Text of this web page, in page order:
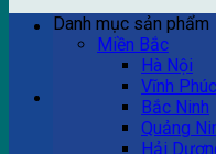
Ví dụ: Billboard
trên xe bus...
Danh mục sản phẩm
Miền Bắc
Hà Nội
Vĩnh Phúc
Bắc Ninh
Quảng
Hải